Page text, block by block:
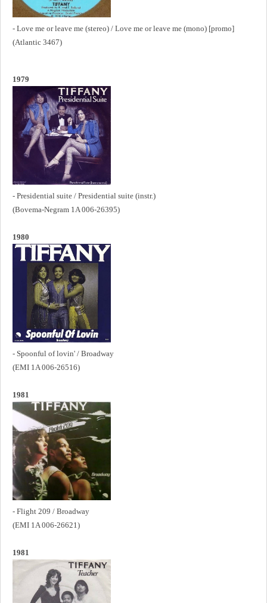
- Love me or leave me (stereo) / Love me or leave me (mono) [promo]
(Atlantic 3467)
1979
- Presidential suite / Presidential suite (instr.)
(Bovema-Negram 1A 006-26395)
1980
- Spoonful of lovin' / Broadway
(EMI 1A 006-26516)
1981
- Flight 209 / Broadway
(EMI 1A 006-26621)
1981